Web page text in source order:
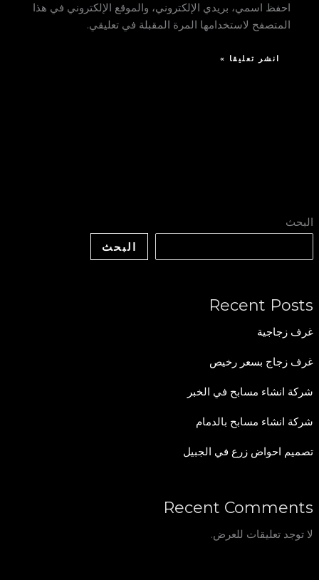
البحث
البحث
Recent Posts
غرف زجاجية
غرف زجاج بسعر رخيص
شركة انشاء مسابح في الخبر
شركة انشاء مسابح بالدمام
تصميم احواض زرع في الجبيل
Recent Comments
لا توجد تعليقات للعرض.
احفظ اسمي، بريدي الإلكتروني، والموقع الإلكتروني في هذا
المتصفح لاستخدامها المرة المقبلة في تعليقي.